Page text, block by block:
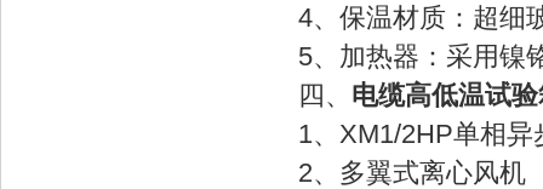
4、保温材质：超细
5、加热器：采用
四、 电缆高低温试
1、XM1/2HP单相
2、多翼式离心风机